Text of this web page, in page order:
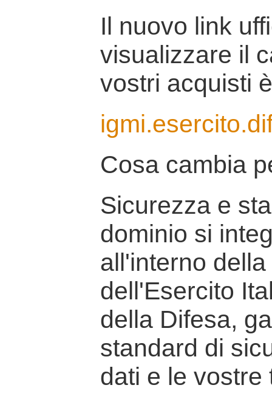
Il nuovo link
visualizzare il
vostri acquisti
Cosa cambia
Sicurezza e
dominio si
all'interno
dell'Esercito
della Difesa,
standard di
dati e le vostre